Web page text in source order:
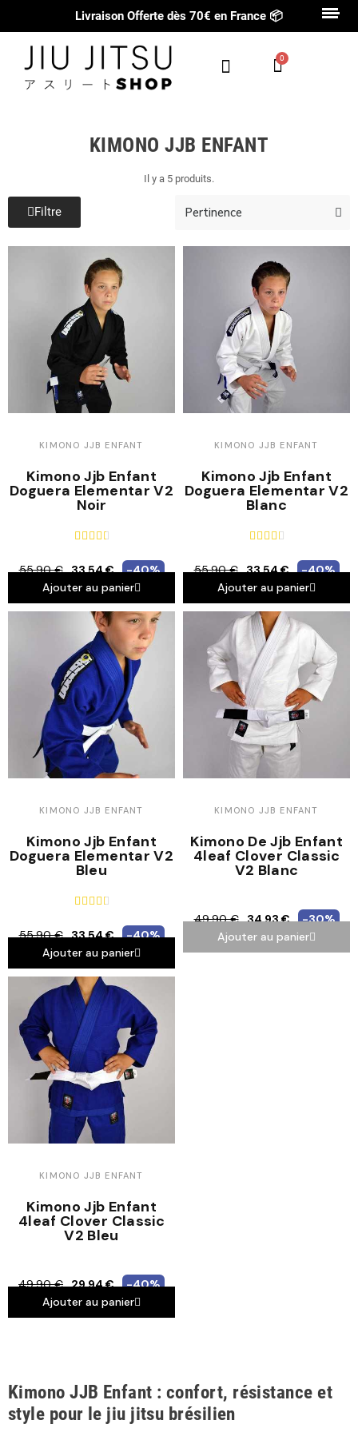
Livraison Offerte dès 70€ en France 📦
KIMONO JJB ENFANT
Il y a 5 produits.
Filtre
KIMONO JJB ENFANT
Kimono Jjb Enfant
Doguera Elementar V2
Noir
    
55,90 € 33,54 €
-40%
Ajouter au panier
KIMONO JJB ENFANT
Kimono Jjb Enfant
Doguera Elementar V2
Blanc
    
55,90 € 33,54 €
-40%
Ajouter au panier
KIMONO JJB ENFANT
Kimono Jjb Enfant
Doguera Elementar V2
Bleu
    
55,90 € 33,54 €
-40%
Ajouter au panier
KIMONO JJB ENFANT
Kimono De Jjb Enfant
4leaf Clover Classic
V2 Blanc
49,90 € 34,93 €
-30%
Ajouter au panier
KIMONO JJB ENFANT
Kimono Jjb Enfant
4leaf Clover Classic
V2 Bleu
49,90 € 29,94 €
-40%
Ajouter au panier
Kimono JJB Enfant : confort, résistance et
style pour le jiu jitsu brésilien